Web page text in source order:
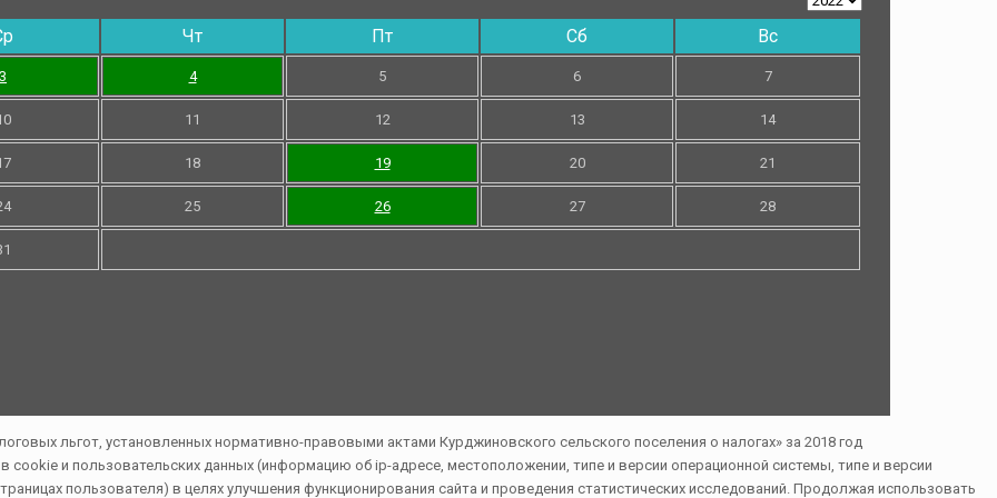
Чт Пт Сб Вс
3 4 5 6 7
11 12 13 14
18 19 20 21
25 26 27 28
и пользовательских данных (информацию об ip-адресе, местоположении, типе и версии операционной системы, типе и версии
пользователя) в целях улучшения функционирования сайта и проведения статистических исследований. Продолжая использовать